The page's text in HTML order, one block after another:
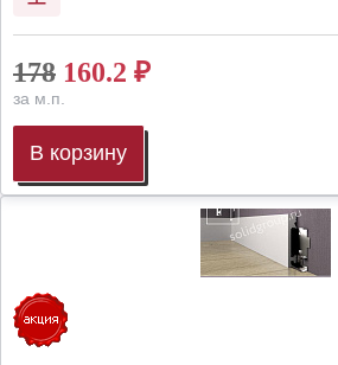
178 160.2 ₽
за м.п.
В корзину